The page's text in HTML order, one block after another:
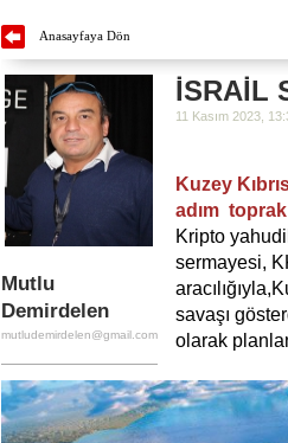
Anasayfaya Dön
Mutlu
Demirdelen
mutludemirdelen@gmail.com
İSRAİL
11 Kasım 2023,
Kuzey
adım
Kripto
sermayesi,
savaşı
olarak